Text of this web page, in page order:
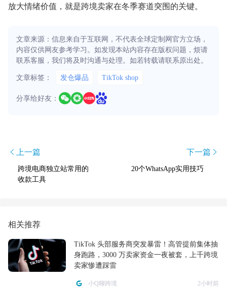
放大情绪价值，就是跨境卖家在冬季赛道突围的关键。
文章来源：信息来自于互联网，不代表全球定制网官方立场，
内容仅供网友参考学习。如发现本站内容存在版权问题，烦请
联系客服，我们将及时沟通与处理。如若转载请联系原出处。
文章标签： 发仓爆品 TikTok shop
分享给好友：
上一篇
跨境电商独立站常用的
收款工具
下一篇
20个WhatsApp实用技巧
相关推荐
TikTok 头部服务商突发暴雷！高管提前集体抽
身跑路，3000 万卖家资金一夜被套，上千跨境
卖家惨遭踩雷
小Q聊跨境 2小时前